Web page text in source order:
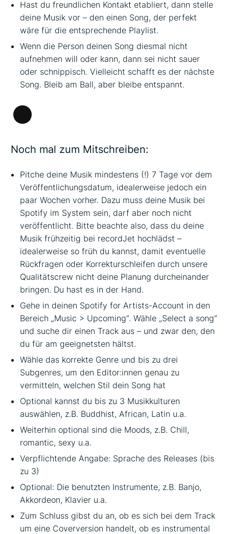
Hast du freundlichen Kontakt etabliert, dann stelle
deine Musik vor – den einen Song, der perfekt
wäre für die entsprechende Playlist.
Wenn die Person deinen Song diesmal nicht
aufnehmen will oder kann, dann sei nicht sauer
oder schnippisch. Vielleicht schafft es der nächste
Song. Bleib am Ball, aber bleibe entspannt.
Lange
Noch mal zum Mitschreiben:
Pitche deine Musik mindestens (!) 7 Tage vor dem
Veröffentlichungsdatum, idealerweise jedoch ein
paar Wochen vorher. Dazu muss deine Musik bei
Spotify im System sein, darf aber noch nicht
veröffentlicht. Bitte beachte also, dass du deine
Musik frühzeitig bei recordJet hochlädst –
idealerweise so früh du kannst, damit eventuelle
Rückfragen oder Korrekturschleifen durch unsere
Qualitätscrew nicht deine Planung durcheinander
bringen. Du hast es in der Hand.
Gehe in deinen Spotify for Artists-Account in den
Bereich „Music > Upcoming“. Wähle „Select a song“
und suche dir einen Track aus – und zwar den, den
du für am geeignetsten hältst.
Wähle das korrekte Genre und bis zu drei
Subgenres, um den Editor:innen genau zu
vermitteln, welchen Stil dein Song hat
Optional kannst du bis zu 3 Musikkulturen
auswählen, z.B. Buddhist, African, Latin u.a.
Weiterhin optional sind die Moods, z.B. Chill,
romantic, sexy u.a.
Verpflichtende Angabe: Sprache des Releases (bis
zu 3)
Optional: Die benutzten Instrumente, z.B. Banjo,
Akkordeon, Klavier u.a.
Zum Schluss gibst du an, ob es sich bei dem Track
um eine Coverversion handelt, ob es instrumental